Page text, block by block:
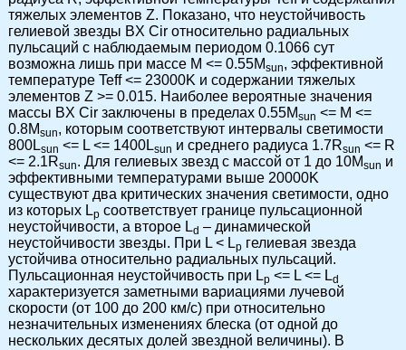
тяжелых элементов Z. Показано, что неустойчивость
гелиевой звезды BX Cir относительно радиальных
пульсаций с наблюдаемым периодом 0.1066 сут
возможна лишь при массе M <= 0.55Msun, эффективной
температуре Teff <= 23000K и содержании тяжелых
элементов Z >= 0.015. Наиболее вероятные значения
массы BX Cir заключены в пределах 0.55Msun <= M <=
0.8Msun, которым соответствуют интервалы светимости
800Lsun <= L <= 1400Lsun и среднего радиуса 1.7Rsun <= R
<= 2.1Rsun. Для гелиевых звезд с массой от 1 до 10Msun и
эффективными температурами выше 20000K
существуют два критических значения светимости, одно
из которых Lp соответствует границе пульсационной
неустойчивости, а второе Ld – динамической
неустойчивости звезды. При L < Lp гелиевая звезда
устойчива относительно радиальных пульсаций.
Пульсационная неустойчивость при Lp <= L <= Ld
характеризуется заметными вариациями лучевой
скорости (от 100 до 200 км/с) при относительно
незначительных изменениях блеска (от одной до
нескольких десятых долей звездной величины). В